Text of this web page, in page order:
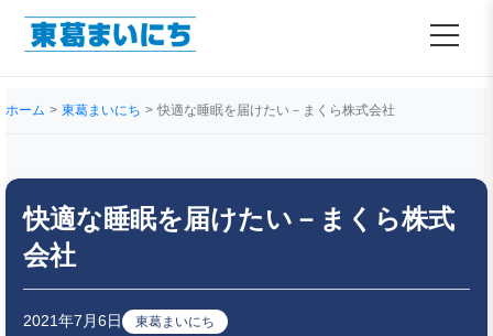
ホーム 東葛まいにち 快適な睡眠を届けたい－まくら株式会社
快適な睡眠を届けたい－まくら株式
会社
2021年7月6日 東葛まいにち